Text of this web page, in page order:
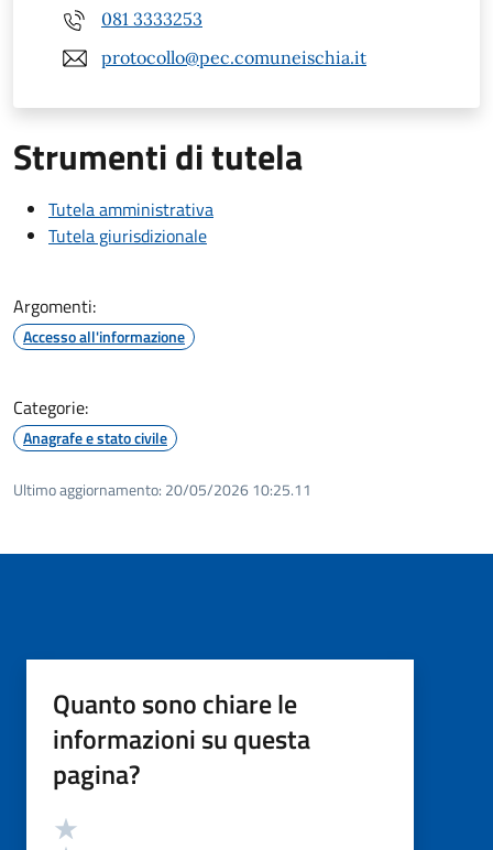
081 3333253
protocollo@pec.comuneischia.it
Strumenti di tutela
Tutela amministrativa
Tutela giurisdizionale
Argomenti:
Accesso all'informazione
Categorie:
Anagrafe e stato civile
Ultimo aggiornamento: 20/05/2026 10:25.11
Quanto sono chiare le
informazioni su questa
pagina?
Valutazione